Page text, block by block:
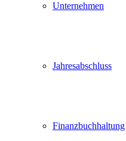
Unternehmen
Jahresabschluss
Finanzbuchhaltung